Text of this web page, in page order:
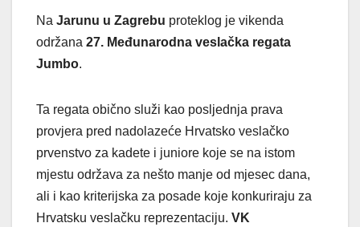
Na Jarunu u Zagrebu proteklog je vikenda
održana 27. Međunarodna veslačka regata
Jumbo.
Ta regata obično služi kao posljednja prava
provjera pred nadolazeće Hrvatsko veslačko
prvenstvo za kadete i juniore koje se na istom
mjestu održava za nešto manje od mjesec dana,
ali i kao kriterijska za posade koje konkuriraju za
Hrvatsku veslačku reprezentaciju. VK